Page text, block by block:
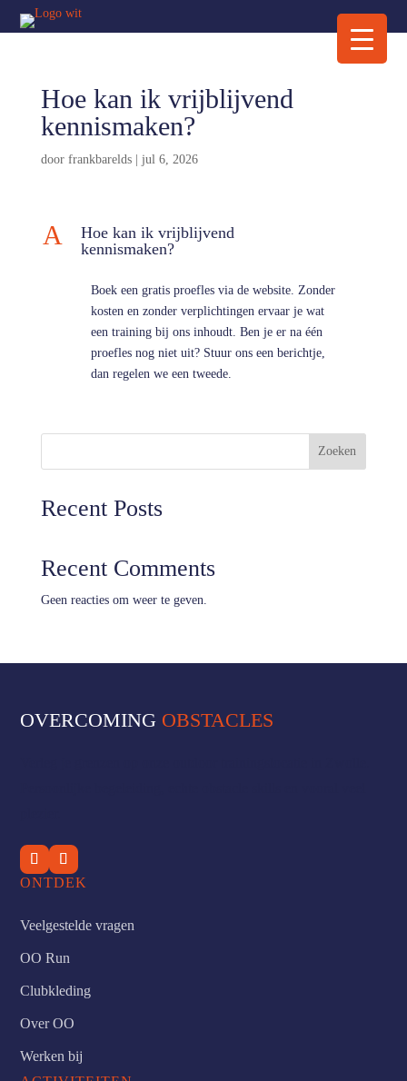
Hoe kan ik vrijblijvend
kennismaken?
door frankbarelds| jul 6, 2026
A
Hoe kan ik vrijblijvend
kennismaken?
Boek een gratis proefles via de website. Zonder
kosten en zonder verplichtingen ervaar je wat
een training bij ons inhoudt. Ben je er na één
proefles nog niet uit? Stuur ons een berichtje,
dan regelen we een tweede.
Zoeken
Recent Posts
Recent Comments
Geen reacties om weer te geven.
OVERCOMING OBSTACLES
ONTDEK
Veelgestelde vragen
OO Run
Clubkleding
Over OO
Werken bij